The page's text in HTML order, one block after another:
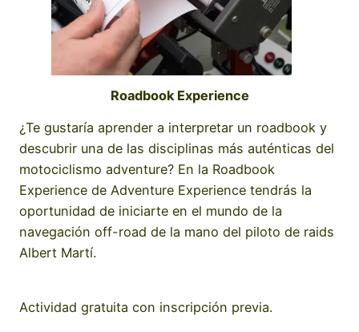
Roadbook Experience
¿Te gustaría aprender a interpretar un roadbook y
descubrir una de las disciplinas más auténticas del
motociclismo adventure? En la Roadbook
Experience de Adventure Experience tendrás la
oportunidad de iniciarte en el mundo de la
navegación off-road de la mano del piloto de raids
Albert Martí.
Actividad gratuita con inscripción previa.